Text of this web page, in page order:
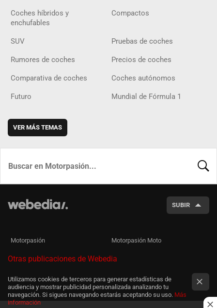
Coches híbridos y
enchufables
Compactos
SUV Pruebas de coches
Rumores de coches Precios de coches
Comparativa de coches Coches autónomos
Futuro Mundial de Fórmula 1
VER MÁS TEMAS
SUBIR
Motorpasión Motorpasión Moto
Otras publicaciones de Webedia
Utilizamos cookies de terceros para generar estadísticas de
audiencia y mostrar publicidad personalizada analizando tu
navegación. Si sigues navegando estarás aceptando su uso. Más
información